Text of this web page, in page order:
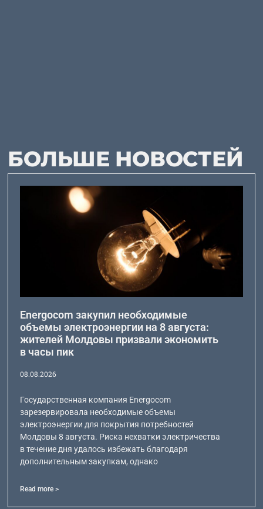
БОЛЬШЕ НОВОСТЕЙ
Energocom закупил необходимые
объемы электроэнергии на 8 августа:
жителей Молдовы призвали экономить
в часы пик
08.08.2026
Государственная компания Energocom
зарезервировала необходимые объемы
электроэнергии для покрытия потребностей
Молдовы 8 августа. Риска нехватки электричества
в течение дня удалось избежать благодаря
дополнительным закупкам, однако
Read more >